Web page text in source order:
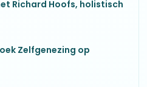
Richard Hoofs, holistisch
Zelfgenezing op